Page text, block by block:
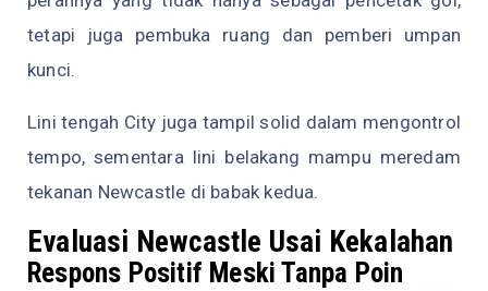
tetapi juga pembuka ruang dan pemberi umpan
kunci.
Lini tengah City juga tampil solid dalam mengontrol
tempo, sementara lini belakang mampu meredam
tekanan Newcastle di babak kedua.
Evaluasi Newcastle Usai Kekalahan
Respons Positif Meski Tanpa Poin